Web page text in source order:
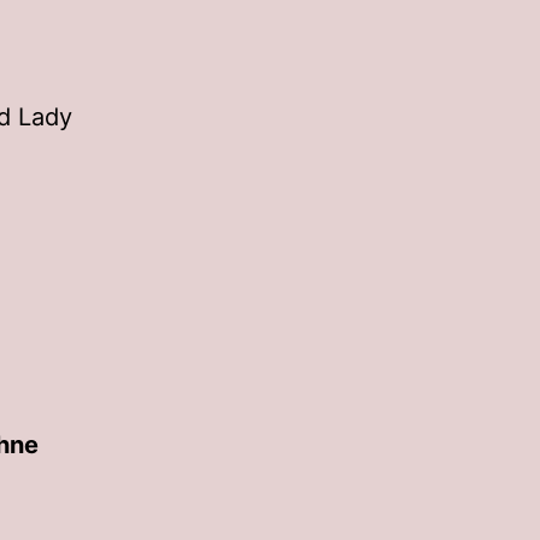
Lady